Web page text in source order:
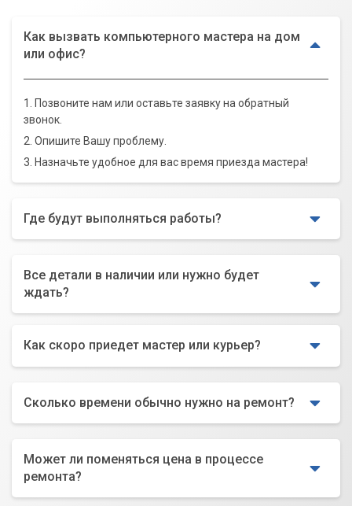
Как вызвать компьютерного мастера на дом
или офис?
1. Позвоните нам или оставьте заявку на обратный
звонок.
2. Опишите Вашу проблему.
3. Назначьте удобное для вас время приезда мастера!
Где будут выполняться работы?
Все детали в наличии или нужно будет
ждать?
Как скоро приедет мастер или курьер?
Сколько времени обычно нужно на ремонт?
Может ли поменяться цена в процессе
ремонта?